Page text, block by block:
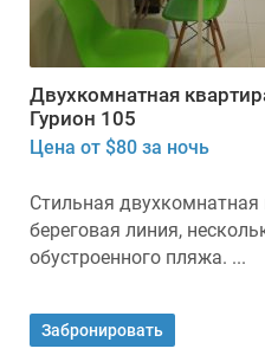
Двухкомнатная
Гурион 105
Цена от $80 за ночь
Стильная двухкомнатная
береговая линия,
обустроенного пляжа. ...
Забронировать